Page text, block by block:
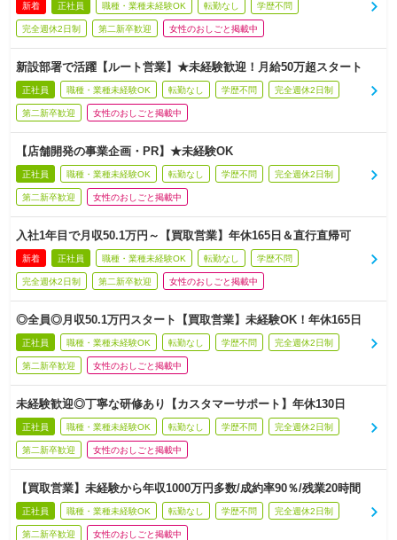
新着 正社員 職種・業種未経験OK 転勤なし 学歴不問
完全週休2日制 第二新卒歓迎 女性のおしごと掲載中
新設部署で活躍【ルート営業】★未経験歓迎！月給50万超スタート
正社員 職種・業種未経験OK 転勤なし 学歴不問 完全週休2日制
第二新卒歓迎 女性のおしごと掲載中
【店舗開発の事業企画・PR】★未経験OK
正社員 職種・業種未経験OK 転勤なし 学歴不問 完全週休2日制
第二新卒歓迎 女性のおしごと掲載中
入社1年目で月収50.1万円～【買取営業】年休165日＆直行直帰可
新着 正社員 職種・業種未経験OK 転勤なし 学歴不問
完全週休2日制 第二新卒歓迎 女性のおしごと掲載中
◎全員◎月収50.1万円スタート【買取営業】未経験OK！年休165日
正社員 職種・業種未経験OK 転勤なし 学歴不問 完全週休2日制
第二新卒歓迎 女性のおしごと掲載中
未経験歓迎◎丁寧な研修あり【カスタマーサポート】年休130日
正社員 職種・業種未経験OK 転勤なし 学歴不問 完全週休2日制
第二新卒歓迎 女性のおしごと掲載中
【買取営業】未経験から年収1000万円多数/成約率90％/残業20時間
正社員 職種・業種未経験OK 転勤なし 学歴不問 完全週休2日制
第二新卒歓迎 女性のおしごと掲載中